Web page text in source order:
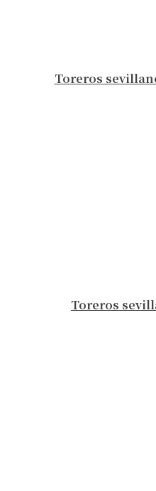
Toreros
Toreros